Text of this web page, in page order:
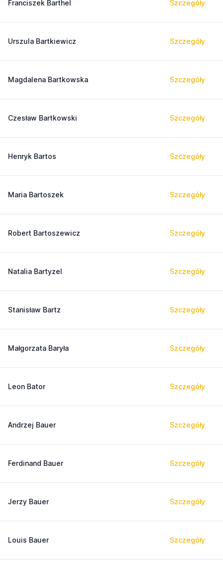
Franciszek Barthel Szczegóły
Urszula Bartkiewicz Szczegóły
Magdalena Bartkowska Szczegóły
Czesław Bartkowski Szczegóły
Henryk Bartos Szczegóły
Maria Bartoszek Szczegóły
Robert Bartoszewicz Szczegóły
Natalia Bartyzel Szczegóły
Stanisław Bartz Szczegóły
Małgorzata Baryła Szczegóły
Leon Bator Szczegóły
Andrzej Bauer Szczegóły
Ferdinand Bauer Szczegóły
Jerzy Bauer Szczegóły
Louis Bauer Szczegóły